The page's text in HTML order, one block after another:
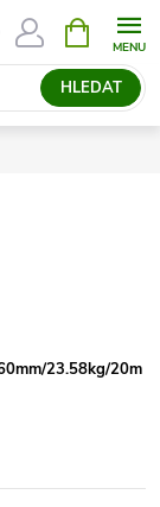
HLEDAT
NÁKUPNÍ
KOŠÍK
23.58kg/20m